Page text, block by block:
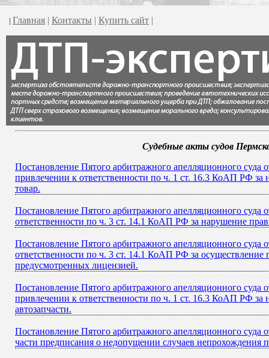
| Главная | Контакты | Купить сайт |
Судебные акты судов
Постановление Пятого арбитражного апелляционного
привлечении к ответственности по ч. 1 ст. 16.3 КоАП РФ за
товар.
Постановление Пятого арбитражного апелляционного
ответственности по ч. 3 ст. 14.1 КоАП РФ за нарушение
Постановление Пятого арбитражного апелляционного
ответственности по ч. 3 ст. 14.1 КоАП РФ за
предусмотренных лицензией.
Постановление Пятого арбитражного апелляционного
привлечении к ответственности по ч. 1 ст. 16.3 КоАП РФ за
автозапчасти.
Постановление Пятого арбитражного апелляционного
части предписания о недопущении случаев непрохождения